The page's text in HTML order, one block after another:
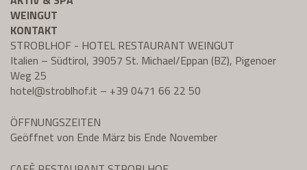
WEINGUT
KONTAKT
STROBLHOF - HOTEL RESTAURANT WEINGUT
Italien – Südtirol, 39057 St. Michael/Eppan (BZ), Pigenoer
Weg 25
hotel@stroblhof.it – +39 0471 66 22 50
ÖFFNUNGSZEITEN
Geöffnet von Ende März bis Ende November